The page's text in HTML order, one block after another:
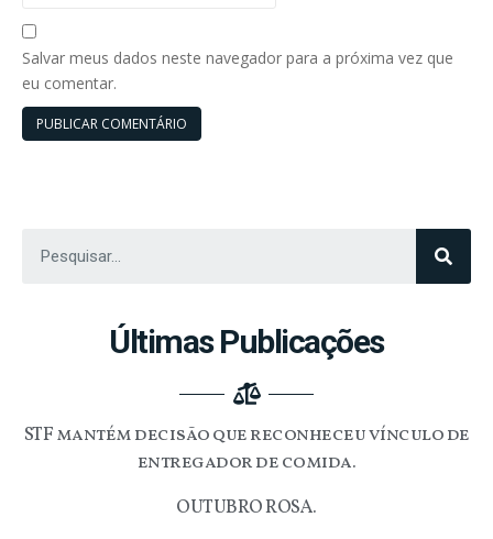
Salvar meus dados neste navegador para a próxima vez que
eu comentar.
Últimas Publicações
STF mantém decisão que reconheceu vínculo de
entregador de comida.
OUTUBRO ROSA.